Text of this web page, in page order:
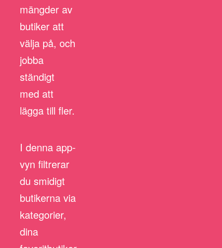
mängder av
butiker att
välja på, och
jobba
ständigt
med att
lägga till fler.
I denna app-
vyn filtrerar
du smidigt
butikerna via
kategorier,
dina